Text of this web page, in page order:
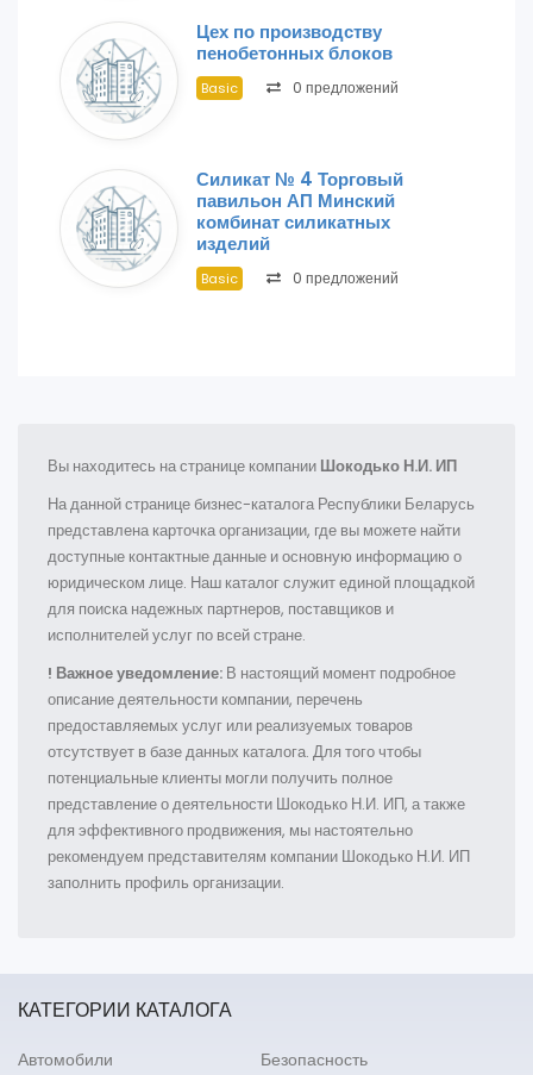
Цех по производству
пенобетонных блоков
Basic 0 предложений
Силикат № 4 Торговый
павильон АП Минский
комбинат силикатных
изделий
Basic 0 предложений
Вы находитесь на странице компании Шокодько Н.И. ИП
На данной странице бизнес-каталога Республики Беларусь
представлена карточка организации, где вы можете найти
доступные контактные данные и основную информацию о
юридическом лице. Наш каталог служит единой площадкой
для поиска надежных партнеров, поставщиков и
исполнителей услуг по всей стране.
! Важное уведомление: В настоящий момент подробное
описание деятельности компании, перечень
предоставляемых услуг или реализуемых товаров
отсутствует в базе данных каталога. Для того чтобы
потенциальные клиенты могли получить полное
представление о деятельности Шокодько Н.И. ИП, а также
для эффективного продвижения, мы настоятельно
рекомендуем представителям компании Шокодько Н.И. ИП
заполнить профиль организации.
КАТЕГОРИИ КАТАЛОГА
Автомобили
Безопасность